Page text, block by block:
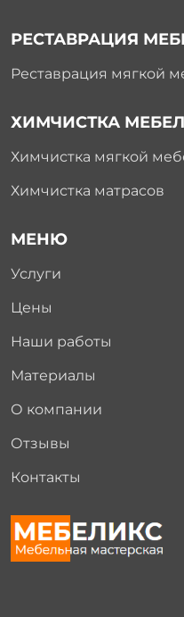
МЕНЮ
Услуги
Цены
Наши работы
Материалы
О компании
Отзывы
Контакты
РЕСТАВРАЦИЯ
Реставрация мягкой
ХИМЧИСТКА
Химчистка мягкой
Химчистка матрасов